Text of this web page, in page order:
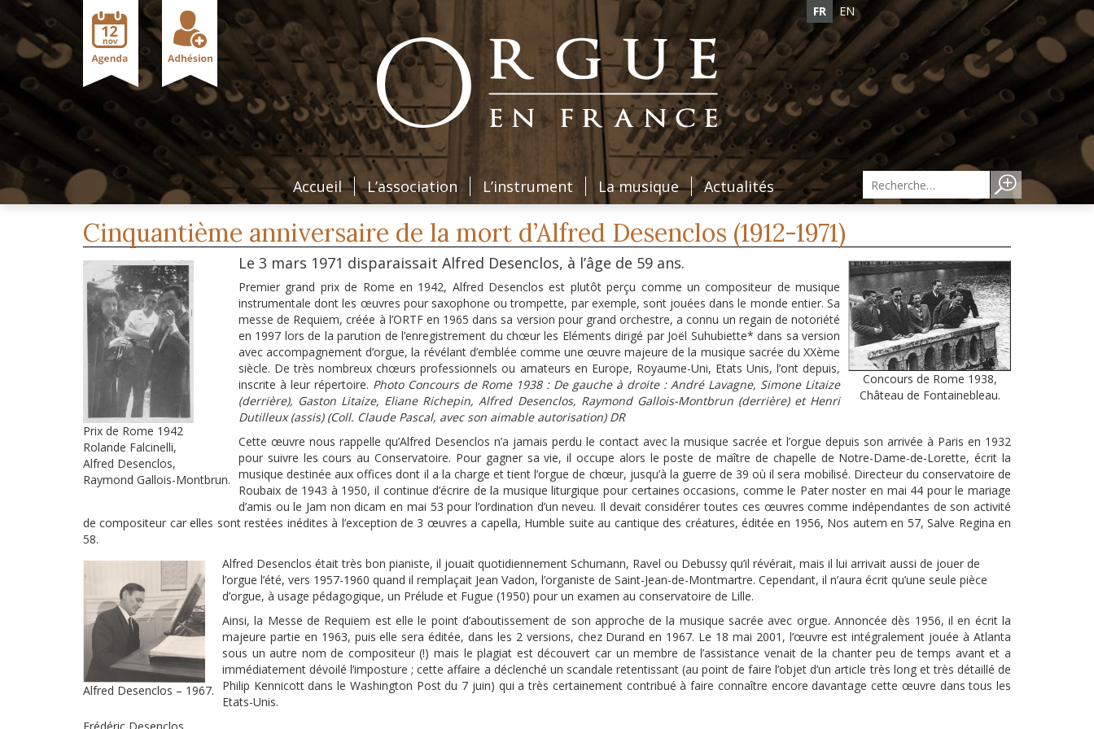
FR EN
Accueil L’association L’instrument La musique Actualités
Cinquantième anniversaire de la mort d’Alfred Desenclos (1912-1971)
Prix de Rome 1942
Rolande Falcinelli,
Alfred Desenclos,
Raymond Gallois-Montbrun.
Concours de Rome 1938,
Château de Fontainebleau.
Le 3 mars 1971 disparaissait Alfred Desenclos, à l’âge de 59 ans.
Premier grand prix de Rome en 1942, Alfred Desenclos est plutôt perçu comme un compositeur de musique
instrumentale dont les œuvres pour saxophone ou trompette, par exemple, sont jouées dans le monde entier. Sa
messe de Requiem, créée à l’ORTF en 1965 dans sa version pour grand orchestre, a connu un regain de notoriété
en 1997 lors de la parution de l’enregistrement du chœur les Eléments dirigé par Joël Suhubiette* dans sa version
avec accompagnement d’orgue, la révélant d’emblée comme une œuvre majeure de la musique sacrée du XXème
siècle. De très nombreux chœurs professionnels ou amateurs en Europe, Royaume-Uni, Etats Unis, l’ont depuis,
inscrite à leur répertoire. Photo Concours de Rome 1938 : De gauche à droite : André Lavagne, Simone Litaize
(derrière), Gaston Litaize, Eliane Richepin, Alfred Desenclos, Raymond Gallois-Montbrun (derrière) et Henri
Dutilleux (assis) (Coll. Claude Pascal, avec son aimable autorisation) DR
Cette œuvre nous rappelle qu’Alfred Desenclos n’a jamais perdu le contact avec la musique sacrée et l’orgue depuis son arrivée à Paris en 1932
pour suivre les cours au Conservatoire. Pour gagner sa vie, il occupe alors le poste de maître de chapelle de Notre-Dame-de-Lorette, écrit la
musique destinée aux offices dont il a la charge et tient l’orgue de chœur, jusqu’à la guerre de 39 où il sera mobilisé. Directeur du conservatoire de
Roubaix de 1943 à 1950, il continue d’écrire de la musique liturgique pour certaines occasions, comme le Pater noster en mai 44 pour le mariage
d’amis ou le Jam non dicam en mai 53 pour l’ordination d’un neveu. Il devait considérer toutes ces œuvres comme indépendantes de son activité
de compositeur car elles sont restées inédites à l’exception de 3 œuvres a capella, Humble suite au cantique des créatures, éditée en 1956, Nos autem en 57, Salve Regina en
58.
Alfred Desenclos – 1967.
Alfred Desenclos était très bon pianiste, il jouait quotidiennement Schumann, Ravel ou Debussy qu’il révérait, mais il lui arrivait aussi de jouer de
l’orgue l’été, vers 1957-1960 quand il remplaçait Jean Vadon, l’organiste de Saint-Jean-de-Montmartre. Cependant, il n’aura écrit qu’une seule pièce
d’orgue, à usage pédagogique, un Prélude et Fugue (1950) pour un examen au conservatoire de Lille.
Ainsi, la Messe de Requiem est elle le point d’aboutissement de son approche de la musique sacrée avec orgue. Annoncée dès 1956, il en écrit la
majeure partie en 1963, puis elle sera éditée, dans les 2 versions, chez Durand en 1967. Le 18 mai 2001, l’œuvre est intégralement jouée à Atlanta
sous un autre nom de compositeur (!) mais le plagiat est découvert car un membre de l’assistance venait de la chanter peu de temps avant et a
immédiatement dévoilé l’imposture ; cette affaire a déclenché un scandale retentissant (au point de faire l’objet d’un article très long et très détaillé de
Philip Kennicott dans le Washington Post du 7 juin) qui a très certainement contribué à faire connaître encore davantage cette œuvre dans tous les
Etats-Unis.